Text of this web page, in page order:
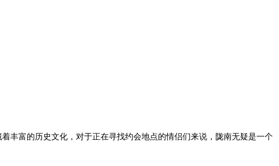
丰富的历史文化，对于正在寻找约会地点的情侣们来说，陇南无疑是一个